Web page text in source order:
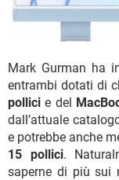
Mark Gurman ha
entrambi dotati di
pollici e del
dall’attuale
e potrebbe anche
15 pollici.
saperne di più sui